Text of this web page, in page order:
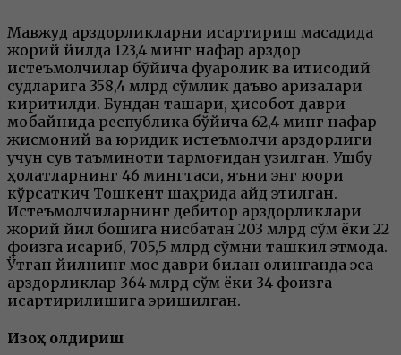
Мавжуд қарздорликларни қисқартириш мақсадида
жорий йилда 123,4 минг нафар қарздор
истеъмолчилар бўйича фуқаролик ва иқтисодий
судларига 358,4 млрд сўмлик даъво аризалари
киритилди. Бундан ташқари, ҳисобот даври
мобайнида республика бўйича 62,4 минг нафар
жисмоний ва юридик истеъмолчи қарздорлиги
учун сув таъминоти тармоғидан узилган. Ушбу
ҳолатларнинг 46 мингтаси, яъни энг юқори
кўрсаткич Тошкент шаҳрида қайд этилган.
Истеъмолчиларнинг дебитор қарздорликлари
жорий йил бошига нисбатан 203 млрд сўм ёки 22
фоизга қисқариб, 705,5 млрд сўмни ташкил этмоқда.
Ўтган йилнинг мос даври билан олинганда эса
қарздорликлар 364 млрд сўм ёки 34 фоизга
қисқартирилишига эришилган.
Изоҳ қолдириш